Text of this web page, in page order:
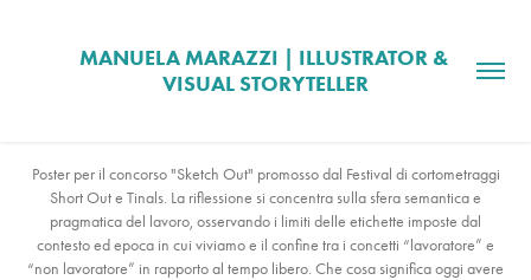
MANUELA MARAZZI | ILLUSTRATOR &
VISUAL STORYTELLER
Poster per il concorso "Sketch Out" promosso dal Festival di cortometraggi
Short Out e Tinals. La riflessione si concentra sulla sfera semantica e
pragmatica del lavoro, osservando i limiti delle etichette imposte dal
contesto ed epoca in cui viviamo e il confine tra i concetti “lavoratore” e
“non lavoratore” in rapporto al tempo libero. Che cosa significa oggi avere